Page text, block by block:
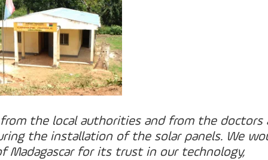
the local authorities and from the doctors
the installation of the solar panels. We
for its trust in our technology,